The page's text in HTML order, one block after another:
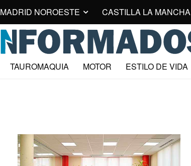
MADRID NOROESTE CASTILLA LA MANCHA
TAUROMAQUIA MOTOR ESTILO DE VIDA